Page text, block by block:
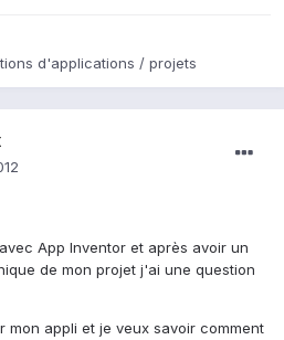
d'applications / projets
App Inventor et après avoir un
de mon projet j'ai une question
mon appli et je veux savoir comment